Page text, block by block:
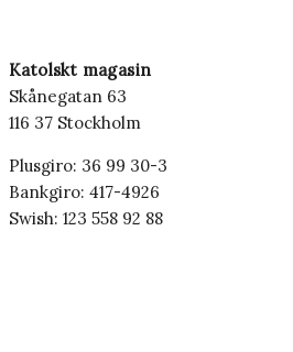
Katolskt magasin
Skånegatan 63
116 37 Stockholm
Plusgiro: 36 99 30-3
Bankgiro: 417-4926
Swish: 123 558 92 88